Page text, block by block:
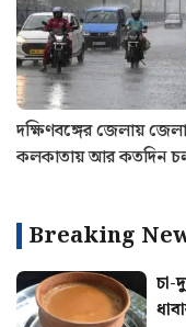
দক্ষিণবঙ্গের জেলায়
কলকাতায় আর কতদিন
Breaking
চা-